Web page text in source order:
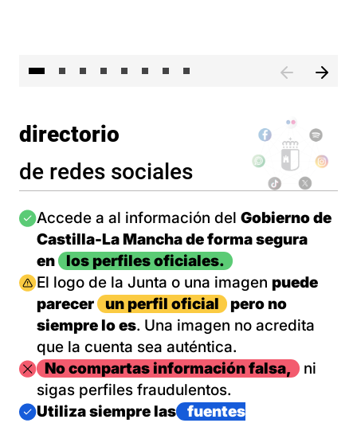
directorio
de redes sociales
Imagen
Accede a al información del Gobierno de
Castilla-La Mancha de forma segura
en
los perfiles oficiales.
Imagen
El logo de la Junta o una imagen puede
parecer
un perfil oficial
pero no
siempre lo es. Una imagen no acredita
que la cuenta sea auténtica.
ImagenNo compartas información falsa,
ni
sigas perfiles fraudulentos.
Imagen
Utiliza siempre las
fuentes